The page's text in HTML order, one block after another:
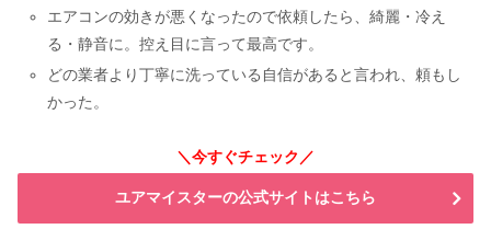
エアコンの効きが悪くなったので依頼したら、綺麗・冷え
る・静音に。控え目に言って最高です。
どの業者より丁寧に洗っている自信があると言われ、頼もし
かった。
＼今すぐチェック／
ユアマイスターの公式サイトはこちら